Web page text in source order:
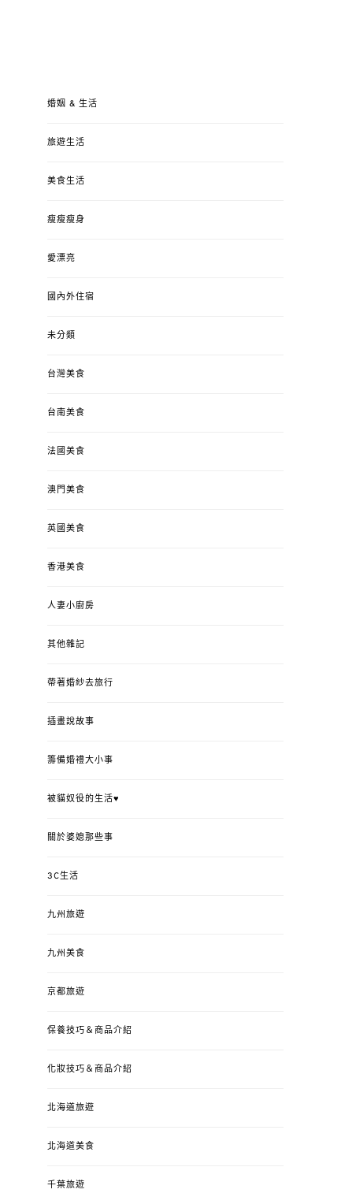
婚姻 & 生活
旅遊生活
美食生活
瘦瘦瘦身
愛漂亮
國內外住宿
未分類
台灣美食
台南美食
法國美食
澳門美食
英國美食
香港美食
人妻小廚房
其他雜記
帶著婚紗去旅行
插畫說故事
籌備婚禮大小事
被貓奴役的生活♥
關於婆媳那些事
3C生活
九州旅遊
九州美食
京都旅遊
保養技巧＆商品介紹
化妝技巧＆商品介紹
北海道旅遊
北海道美食
千葉旅遊